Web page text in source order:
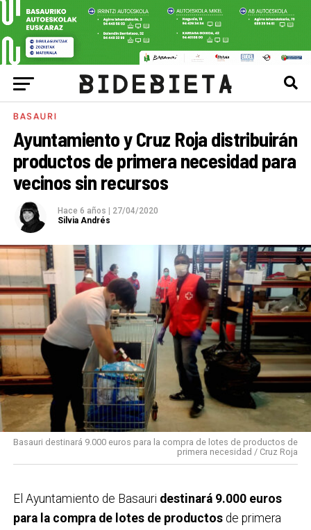
BASAURI
Ayuntamiento y Cruz Roja distribuirán
productos de primera necesidad para
vecinos sin recursos
Hace 6 años
27/04/2020
Silvia Andrés
Basauri destinará 9.000 euros para la compra de lotes de productos de
primera necesidad / Cruz Roja
El Ayuntamiento de Basauri destinará 9.000 euros
para la compra de lotes de productosde primera